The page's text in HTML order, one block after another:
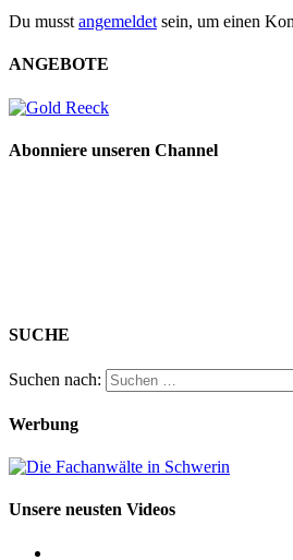
Du musst angemeldet sein, um einen
ANGEBOTE
Abonniere unseren Channel
SUCHE
Suchen nach:
Werbung
Unsere neusten Videos